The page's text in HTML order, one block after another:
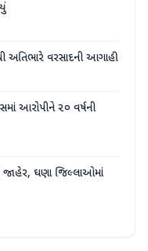
અતિભારે વરસાદની આગાહી
આરોપીને ૨૦ વર્ષની
જાહેર, ઘણા જિલ્લાઓમાં